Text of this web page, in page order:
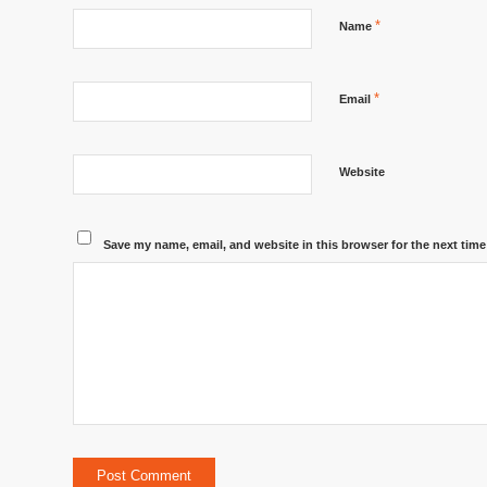
Name *
Email *
Website
Save my name, email, and website in this browser for the next